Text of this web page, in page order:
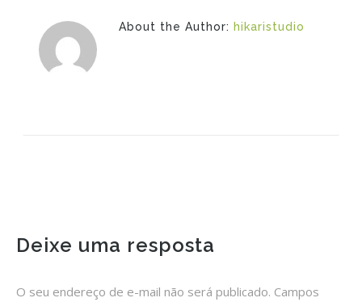
About the Author: hikaristudio
Deixe uma resposta
O seu endereço de e-mail não será publicado. Campos